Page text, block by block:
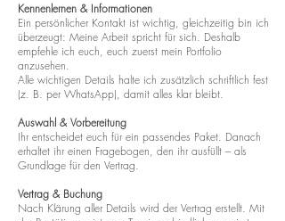
Kennenlernen & Informationen
Ein persönlicher Kontakt ist wichtig, gleichzeitig bin ich
überzeugt: Meine Arbeit spricht für sich. Deshalb
empfehle ich euch, euch zuerst mein Portfolio
anzusehen.
Alle wichtigen Details halte ich zusätzlich schriftlich fest
(z. B. per WhatsApp), damit alles klar bleibt.
Auswahl & Vorbereitung
Ihr entscheidet euch für ein passendes Paket. Danach
erhaltet ihr einen Fragebogen, den ihr ausfüllt – als
Grundlage für den Vertrag.
Vertrag & Buchung
Nach Klärung aller Details wird der Vertrag erstellt. Mit